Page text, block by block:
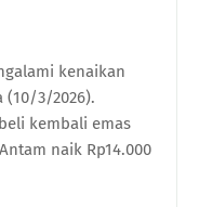
kenaikan
(10/3/2026).
kembali emas
naik Rp14.000